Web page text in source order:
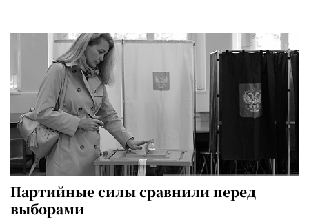
Партийные силы сравнили перед
выборами